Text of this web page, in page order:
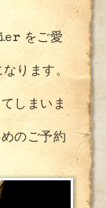
をご愛
ります。
しまいま
のご予約